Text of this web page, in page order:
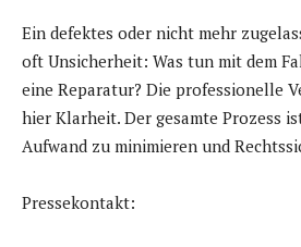
Ein defektes oder nicht mehr
oft Unsicherheit: Was tun mit dem
eine Reparatur? Die professionelle
hier Klarheit. Der gesamte Prozess
Aufwand zu minimieren und
Pressekontakt: